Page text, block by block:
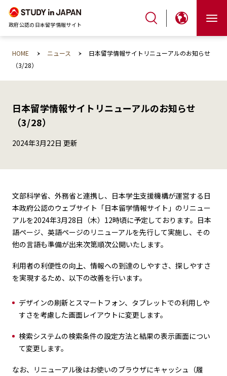
政府公認の日本留学情報サイト
HOME ニュース
日本留学情報サイトリニューアルのお知らせ
（3/28）
日本留学情報サイトリニューアルのお知らせ
（3/28）
2024年3月22日 更新
文部科学省、外務省と連携し、日本学生支援機構が運営する日
本政府公認のウェブサイト「日本留学情報サイト」のリニュー
アルを2024年3月28日（木）12時頃に予定しております。日本
語ページ、英語ページのリニューアルを先行して実施し、その
他の言語も準備が出来次第順次公開いたします。
利用者の利便性の向上、情報への到達のしやすさ、探しやすさ
を実現するため、以下の改善を行います。
デザインの刷新とスマートフォン、タブレットでの利用しや
すさを考慮した画面レイアウトに変更します。
検索システムの検索条件の設定方法と結果の表示画面につい
て変更します。
なお、リニューアル後はお使いのブラウザにキャッシュ（履